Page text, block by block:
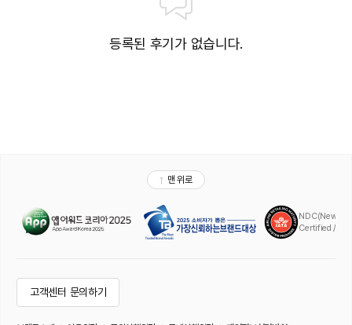
등록된 후기가 없습니다.